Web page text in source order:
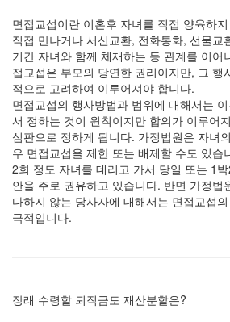
면접교섭이란 이혼후 자녀를 직접 양육하
직접 만나거나 서신교환, 전화통화, 선물교
기간 자녀와 함께 체재하는 등 관계를 이어
접교섭은 부모의 당연한 권리이지만, 그 행
적으로 고려하여 이루어져야 합니다.
면접교섭의 행사방법과 범위에 대해서는
서 정하는 것이 원칙이지만 합의가 이루어
심판으로 정하게 됩니다. 가정법원은 자녀
우 면접교섭을 제한 또는 배제할 수도 있습
2회 정도 자녀를 데리고 가서 당일 또는 1
안을 주로 권유하고 있습니다. 반면 가정법
다하지 않는 당사자에 대해서는 면접교섭
극적입니다.
장래 수령할 퇴직금도 재산분할은?